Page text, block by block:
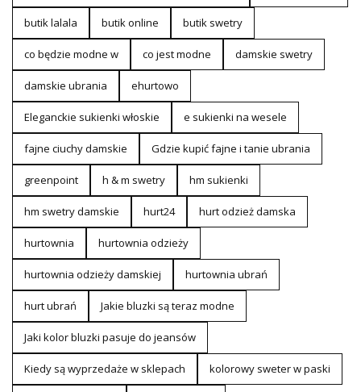
butik lalala butik online butik swetry
co będzie modne w co jest modne damskie swetry
damskie ubrania ehurtowo
Eleganckie sukienki włoskie e sukienki na wesele
fajne ciuchy damskie Gdzie kupić fajne i tanie ubrania
greenpoint h & m swetry hm sukienki
hm swetry damskie hurt24 hurt odzież damska
hurtownia hurtownia odzieży
hurtownia odzieży damskiej hurtownia ubrań
hurt ubrań Jakie bluzki są teraz modne
Jaki kolor bluzki pasuje do jeansów
Kiedy są wyprzedaże w sklepach kolorowy sweter w paski